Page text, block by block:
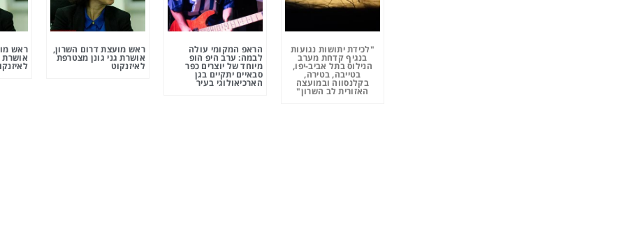
"לכידת יתושות נגועות
בנגיף קדחת מערב
הנילוס בתל אביב-יפו,
בטייבה, בטירה,
בקלנסווה ובמועצה
האזורית לב השרון"
הראפ המקומי עולה
לבמה: ערב היפ הופ
מיוחד של יוצרים כפר
סבאיים יתקיים בגן
הארכיאולוגי בעיר
ראש מועצת דרום השרון,
אושרת גני גונן מצטרפת
לאיזנקוט
ראש
אושרת